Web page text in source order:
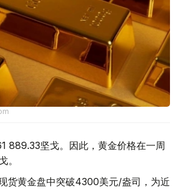
889.33坚戈。因此，黄金价格在一周
。
货黄金盘中突破4300美元/盎司，为近